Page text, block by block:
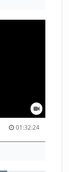
01:32:24